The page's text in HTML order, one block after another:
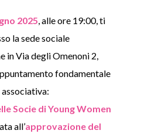
2025, alle ore 19:00, ti
la sede sociale
in Via degli Omenoni 2,
fondamentale
Socie di Young Women
all’approvazione del